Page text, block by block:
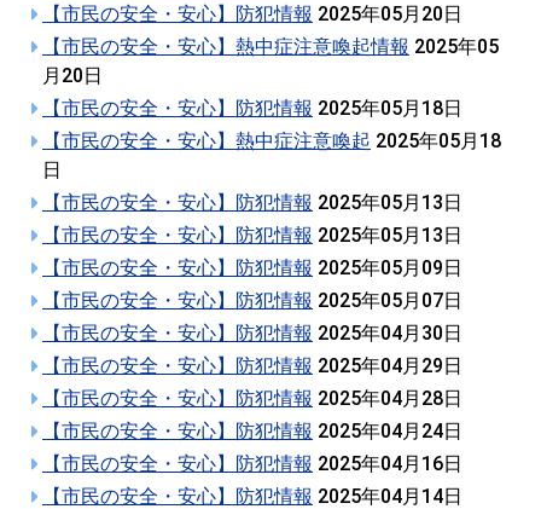
【市民の安全・安心】防犯情報 2025年05月20日
【市民の安全・安心】熱中症注意喚起情報 2025年05
月20日
【市民の安全・安心】防犯情報 2025年05月18日
【市民の安全・安心】熱中症注意喚起 2025年05月18
日
【市民の安全・安心】防犯情報 2025年05月13日
【市民の安全・安心】防犯情報 2025年05月13日
【市民の安全・安心】防犯情報 2025年05月09日
【市民の安全・安心】防犯情報 2025年05月07日
【市民の安全・安心】防犯情報 2025年04月30日
【市民の安全・安心】防犯情報 2025年04月29日
【市民の安全・安心】防犯情報 2025年04月28日
【市民の安全・安心】防犯情報 2025年04月24日
【市民の安全・安心】防犯情報 2025年04月16日
【市民の安全・安心】防犯情報 2025年04月14日